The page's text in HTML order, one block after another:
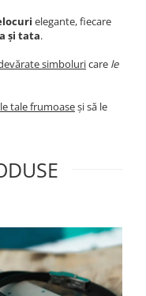
elegante, fiecare
și tata.
simboluricare le
tale frumoaseși să le